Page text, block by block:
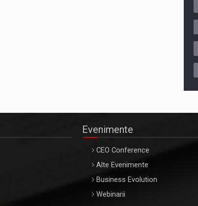
Evenimente
CEO Conference
Alte Evenimente
Business Evolution
Webinarii